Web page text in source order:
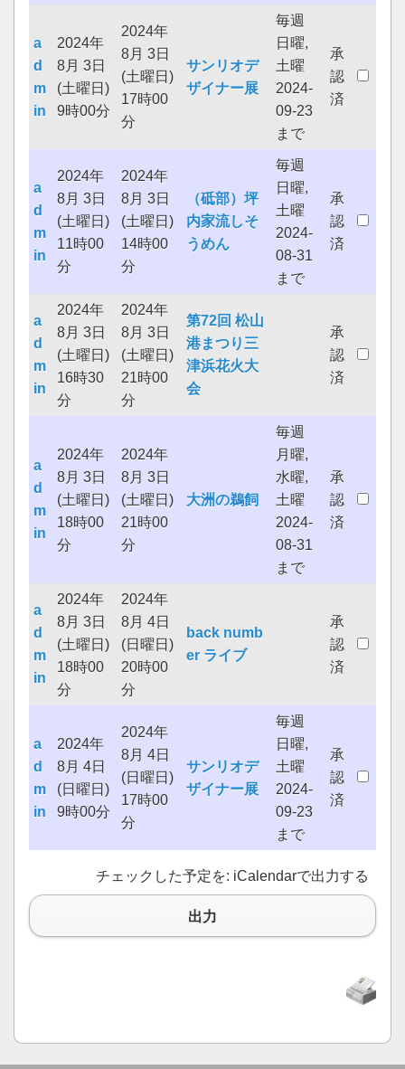
a
d
m
in
2024年
8月 3日
(土曜日)
9時00分
2024年
8月 3日
(土曜日)
17時00
分
サンリオデ
ザイナー展
毎週
日曜,
土曜
2024-
09-23
まで
承
認
済
a
d
m
in
2024年
8月 3日
(土曜日)
11時00
分
2024年
8月 3日
(土曜日)
14時00
分
（砥部）坪
内家流しそ
うめん
毎週
日曜,
土曜
2024-
08-31
まで
承
認
済
a
d
m
in
2024年
8月 3日
(土曜日)
16時30
分
2024年
8月 3日
(土曜日)
21時00
分
第72回 松山
港まつり三
津浜花火大
会
承
認
済
a
d
m
in
2024年
8月 3日
(土曜日)
18時00
分
2024年
8月 3日
(土曜日)
21時00
分
大洲の鵜飼
毎週
月曜,
水曜,
土曜
2024-
08-31
まで
承
認
済
a
d
m
in
2024年
8月 3日
(土曜日)
18時00
分
2024年
8月 4日
(日曜日)
20時00
分
back numb
er ライブ
承
認
済
a
d
m
in
2024年
8月 4日
(日曜日)
9時00分
2024年
8月 4日
(日曜日)
17時00
分
サンリオデ
ザイナー展
毎週
日曜,
土曜
2024-
09-23
まで
承
認
済
チェックした予定を: iCalendarで出力する
出力